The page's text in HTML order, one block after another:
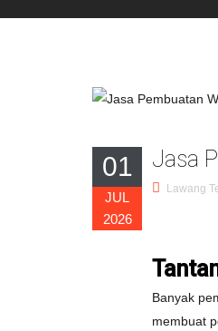
01
JUL
2026
Jasa
Lawang
Banyak
membuat